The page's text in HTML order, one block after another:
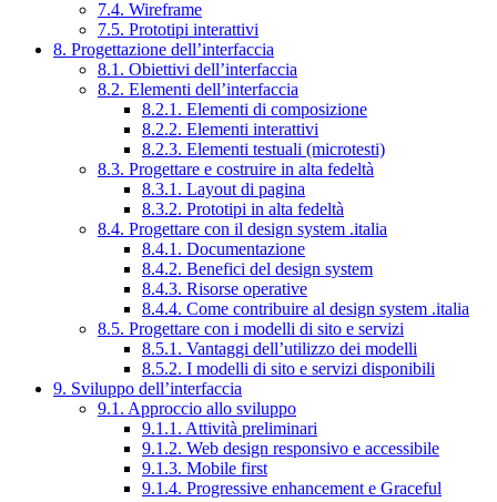
7.4. Wireframe
7.5. Prototipi interattivi
8. Progettazione dell’interfaccia
8.1. Obiettivi dell’interfaccia
8.2. Elementi dell’interfaccia
8.2.1. Elementi di composizione
8.2.2. Elementi interattivi
8.2.3. Elementi testuali (microtesti)
8.3. Progettare e costruire in alta fedeltà
8.3.1. Layout di pagina
8.3.2. Prototipi in alta fedeltà
8.4. Progettare con il design system .italia
8.4.1. Documentazione
8.4.2. Benefici del design system
8.4.3. Risorse operative
8.4.4. Come contribuire al design system .italia
8.5. Progettare con i modelli di sito e servizi
8.5.1. Vantaggi dell’utilizzo dei modelli
8.5.2. I modelli di sito e servizi disponibili
9. Sviluppo dell’interfaccia
9.1. Approccio allo sviluppo
9.1.1. Attività preliminari
9.1.2. Web design responsivo e accessibile
9.1.3. Mobile first
9.1.4. Progressive enhancement e Graceful